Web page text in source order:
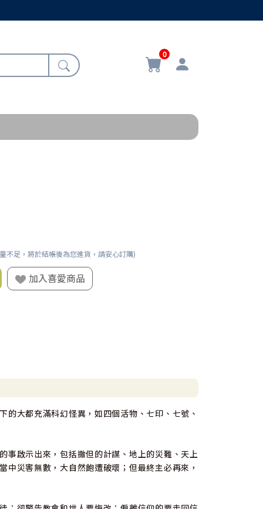
0
不足，將於結帳後為您進貨，請安心訂購)
加入喜愛商品
大都充滿科幻怪異，如四個活物、七印、七號、
事啟示出來，包括撒但的計謀、地上的災難、天上
災害無數，大自然飽遭破壞；但最終主必再來，